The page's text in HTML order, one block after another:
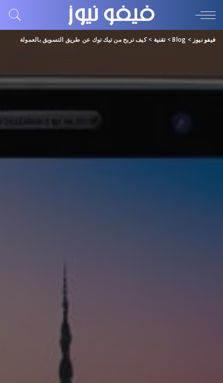
فيفو نيوز >
Blog
>تقنية >كيف تربح من تيك توك عن طريق التسويق بالعمولة